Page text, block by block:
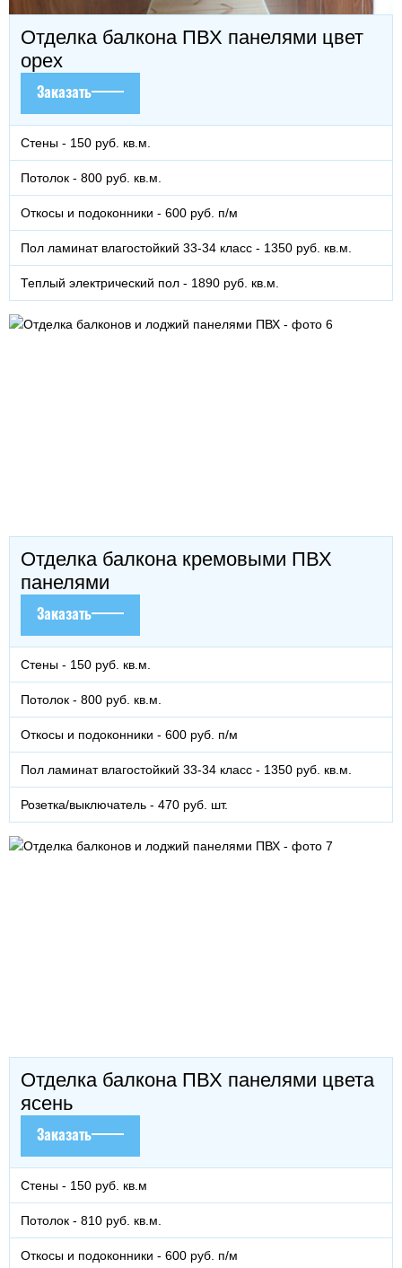
Отделка балкона ПВХ панелями цвет
орех
Заказать
Стены - 150 руб. кв.м.
Потолок - 800 руб. кв.м.
Откосы и подоконники - 600 руб. п/м
Пол ламинат влагостойкий 33-34 класс - 1350 руб. кв.м.
Теплый электрический пол - 1890 руб. кв.м.
Отделка балкона кремовыми ПВХ
панелями
Заказать
Стены - 150 руб. кв.м.
Потолок - 800 руб. кв.м.
Откосы и подоконники - 600 руб. п/м
Пол ламинат влагостойкий 33-34 класс - 1350 руб. кв.м.
Розетка/выключатель - 470 руб. шт.
Отделка балкона ПВХ панелями цвета
ясень
Заказать
Стены - 150 руб. кв.м
Потолок - 810 руб. кв.м.
Откосы и подоконники - 600 руб. п/м